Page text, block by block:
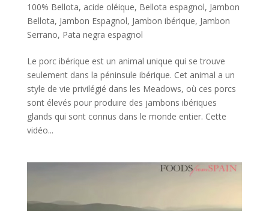
100% Bellota, acide oléique, Bellota espagnol, Jambon
Bellota, Jambon Espagnol, Jambon ibérique, Jambon
Serrano, Pata negra espagnol
Le porc ibérique est un animal unique qui se trouve
seulement dans la péninsule ibérique. Cet animal a un
style de vie privilégié dans les Meadows, où ces porcs
sont élevés pour produire des jambons ibériques
glands qui sont connus dans le monde entier. Cette
vidéo...